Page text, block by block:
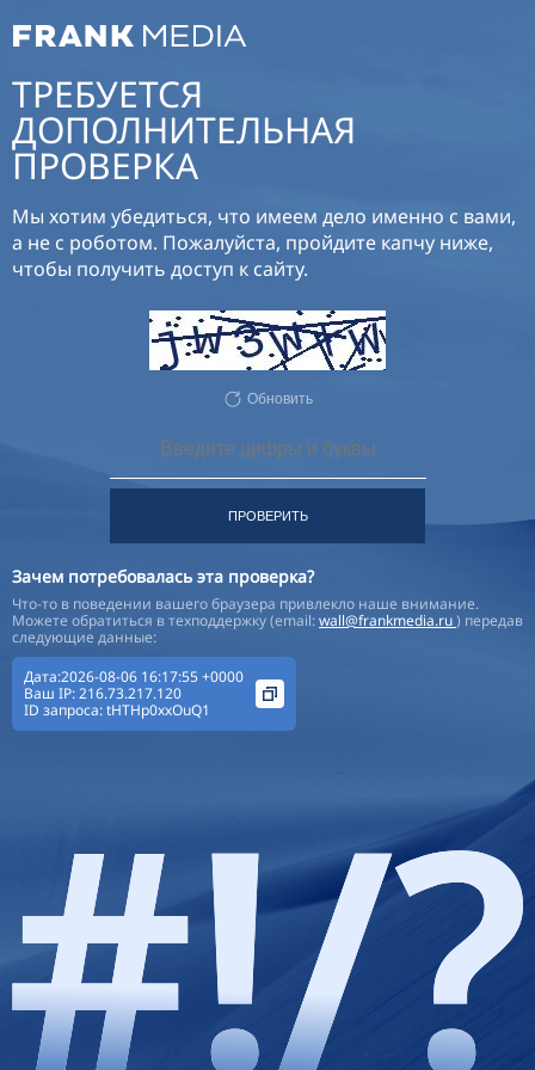
ТРЕБУЕТСЯ
ДОПОЛНИТЕЛЬНАЯ
ПРОВЕРКА
Мы хотим убедиться, что имеем дело именно с вами,
а не с роботом. Пожалуйста, пройдите капчу ниже,
чтобы получить доступ к сайту.
Обновить
ПРОВЕРИТЬ
Зачем потребовалась эта проверка?
Что-то в поведении вашего браузера привлекло наше внимание.
Можете обратиться в техподдержку (email:wall@frankmedia.ru) передав
следующие данные:
Дата:2026-08-06 16:17:55 +0000
Ваш IP:216.73.217.120
ID запроса:tHTHp0xxOuQ1